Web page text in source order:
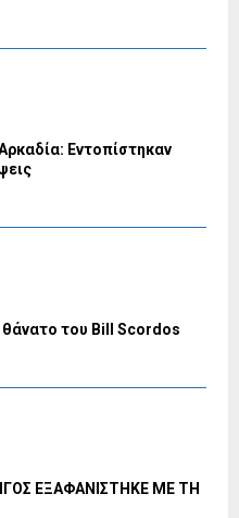
Εντοπίστηκαν
θάνατο του Bill Scordos
ΕΞΑΦΑΝΙΣΤΗΚΕ ΜΕ ΤΗ